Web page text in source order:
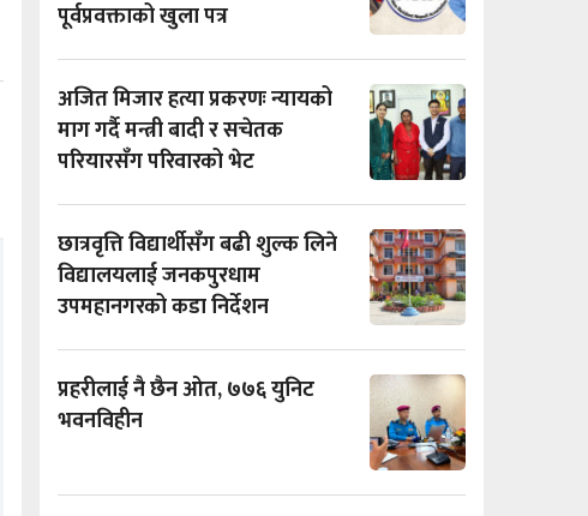
पूर्वप्रवक्ताको खुला पत्र
अजित मिजार हत्या प्रकरणः न्यायको
माग गर्दै मन्त्री बादी र सचेतक
परियारसँग परिवारको भेट
छात्रवृत्ति विद्यार्थीसँग बढी शुल्क लिने
विद्यालयलाई जनकपुरधाम
उपमहानगरको कडा निर्देशन
प्रहरीलाई नै छैन ओत, ७७६ युनिट
भवनविहीन